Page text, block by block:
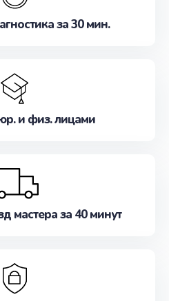
за 30 мин.
и физ. лицами
мастера за 40 минут